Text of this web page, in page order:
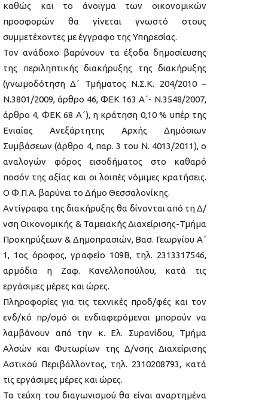
καθώς και το άνοιγμα των οικονομικών
προσφορών θα γίνεται γνωστό στους
συμμετέχοντες με έγγραφο της Υπηρεσίας.
Τον ανάδοχο βαρύνουν τα έξοδα δημοσίευσης
της περιληπτικής διακήρυξης της διακήρυξης
(γνωμοδότηση Δ΄ Τμήματος Ν.Σ.Κ. 204/2010 –
Ν.3801/2009, άρθρο 46, ΦΕΚ 163 Α΄- Ν.3548/2007,
άρθρο 4, ΦΕΚ 68 Α΄), η κράτηση 0,10 % υπέρ της
Ενιαίας Ανεξάρτητης Αρχής Δημόσιων
Συμβάσεων (άρθρο 4, παρ. 3 του Ν. 4013/2011), ο
αναλογών φόρος εισοδήματος στο καθαρό
ποσόν της αξίας και οι λοιπές νόμιμες κρατήσεις.
Ο Φ.Π.Α. βαρύνει το Δήμο Θεσσαλονίκης.
Αντίγραφα της διακήρυξης θα δίνονται από τη Δ/
νση Οικονομικής & Ταμειακής Διαχείρισης-Τμήμα
Προκηρύξεων & Δημοπρασιών, Βασ. Γεωργίου Α΄
1, 1ος όροφος, γραφείο 109B, τηλ. 2313317546,
αρμόδια η Ζαφ. Κανελλοπούλου, κατά τις
εργάσιμες μέρες και ώρες.
Πληροφορίες για τις τεχνικές προδ/φές και τον
ενδ/κό πρ/σμό οι ενδιαφερόμενοι μπορούν να
λαμβάνουν από την κ. Ελ. Συρανίδου, Τμήμα
Αλσών και Φυτωρίων της Δ/νσης Διαχείρισης
Αστικού Περιβάλλοντος, τηλ. 2310208793, κατά
τις εργάσιμες μέρες και ώρες.
Τα τεύχη του διαγωνισμού θα είναι αναρτημένα